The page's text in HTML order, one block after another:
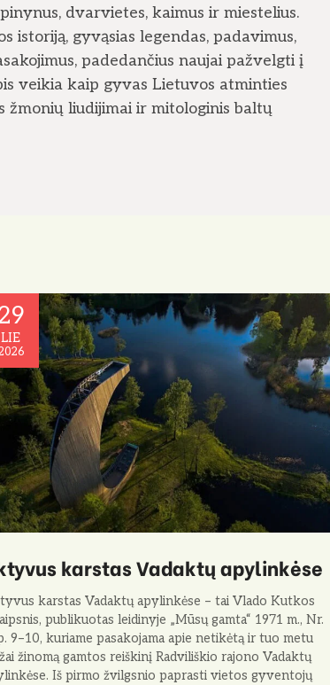
dvarvietes, kaimus ir miestelius.
istoriją, gyvąsias legendas, padavimus,
padedančius naujai pažvelgti į
veikia kaip gyvas Lietuvos atminties
žmonių liudijimai ir mitologinis baltų
LIE
karstas Vadaktų apylinkėse
karstas Vadaktų apylinkėse – tai Vlado Kutkos
publikuotas leidinyje „Mūsų gamta“ 1971 m., Nr.
9–10, kuriame pasakojama apie netikėtą ir tuo metu
žinomą gamtos reiškinį Radviliškio rajono Vadaktų
Iš pirmo žvilgsnio paprasti vietos gyventojų